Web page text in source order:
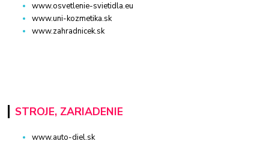
www.osvetlenie-svietidla.eu
www.uni-kozmetika.sk
www.zahradnicek.sk
STROJE, ZARIADENIE
www.auto-diel.sk